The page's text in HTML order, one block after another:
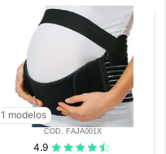
1 modelos
COD. FAJA001X
4.9